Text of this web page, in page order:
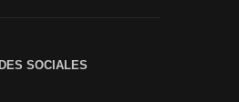
SOCIALES